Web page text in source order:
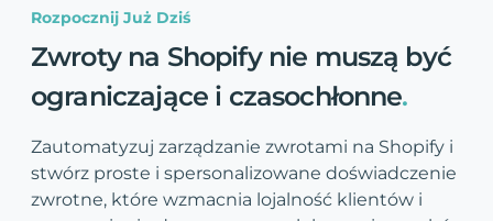
Rozpocznij Już Dziś
Zwroty na Shopify nie muszą być
ograniczające i czasochłonne.
Zautomatyzuj zarządzanie zwrotami na Shopify i
stwórz proste i spersonalizowane doświadczenie
zwrotne, które wzmacnia lojalność klientów i